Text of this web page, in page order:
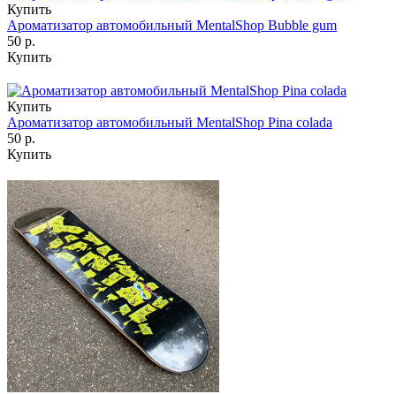
Купить
Ароматизатор автомобильный MentalShop Bubble gum
50 р.
Купить
Купить
Ароматизатор автомобильный MentalShop Pina colada
50 р.
Купить